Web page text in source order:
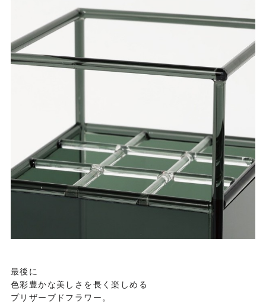
最後に
色彩豊かな美しさを長く楽しめる
プリザーブドフラワー。